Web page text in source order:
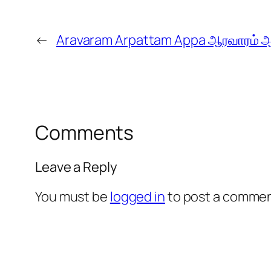
← Aravaram Arpattam Appa ஆரவாரம்
Comments
Leave a Reply
You must be logged into post a